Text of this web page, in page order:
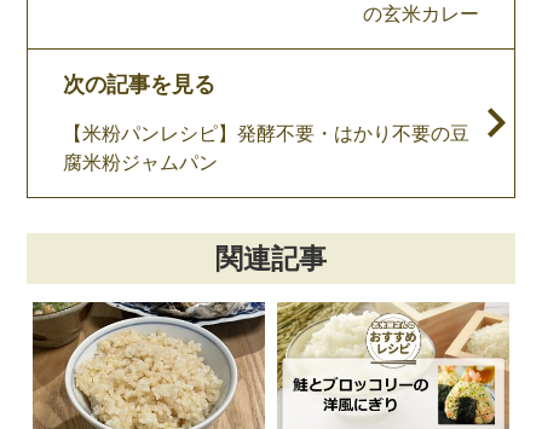
の玄米カレー
次の記事を見る
【米粉パンレシピ】発酵不要・はかり不要の豆
腐米粉ジャムパン
関連記事